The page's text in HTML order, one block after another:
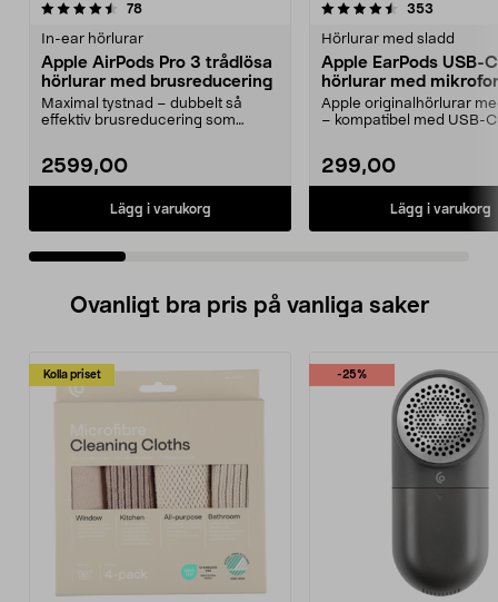
78recensioner
In-ear hörlurar
Apple AirPods Pro 3 trådlösa
hörlurar med brusreducering
Maximal tystnad – dubbelt så
effektiv brusreducering som
2599,00
Lägg i varukorg
4.5 av 5 stjärnor 353
Hörlurar med sladd
Apple EarPods USB-
hörlurar med
Apple originalhörlurar
– kompatibel med USB-
299,00
Lägg i varukorg
4.5 av 5 stjärnor
Ovanligt bra pris på vanliga saker
Kolla priset -25%